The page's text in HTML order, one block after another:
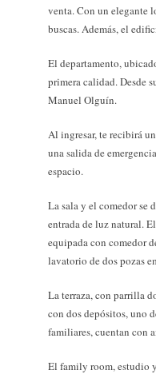
venta. Con un elegante
buscas. Además, el
El departamento,
primera calidad. Desde
Manuel Olguín.
Al ingresar, te recibirá
una salida de
espacio.
La sala y el comedor se
entrada de luz natural.
equipada con comedor
lavatorio de dos pozas
La terraza, con parrilla
con dos depósitos, uno
familiares, cuentan con
El family room, estudio